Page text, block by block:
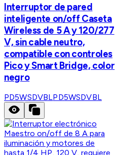
Interruptor de pared
inteligente on/off Caseta
Wireless de 5 A y 120/277
V, sin cable neutro,
compatible con controles
Pico y Smart Bridge, color
negro
PD5WSDVBLPD5WSDVBL